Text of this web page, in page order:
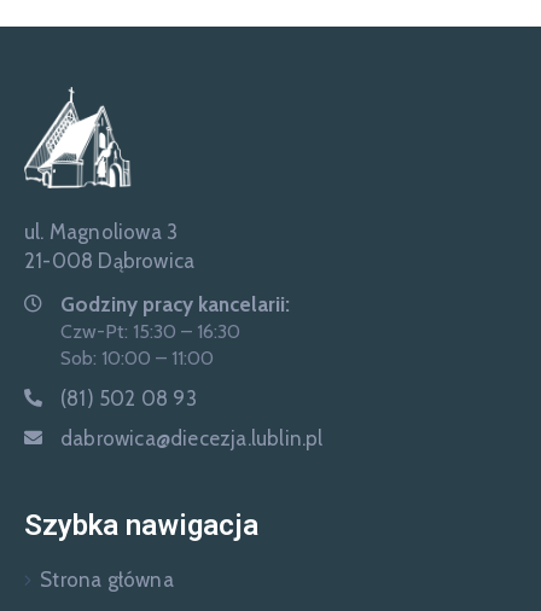
ul. Magnoliowa 3
21-008 Dąbrowica
Godziny pracy kancelarii:
Czw-Pt: 15:30 – 16:30
Sob: 10:00 – 11:00
(81) 502 08 93
dabrowica@diecezja.lublin.pl
Szybka nawigacja
Strona główna